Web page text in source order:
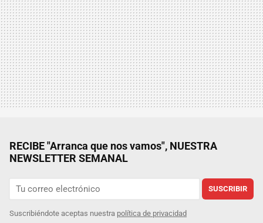
RECIBE "Arranca que nos vamos", NUESTRA
NEWSLETTER SEMANAL
SUSCRIBIR
Suscribiéndote aceptas nuestra política de privacidad